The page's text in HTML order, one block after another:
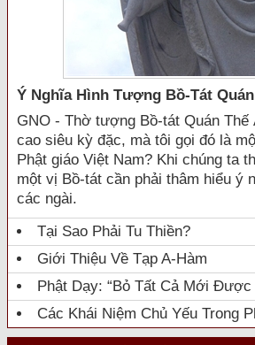
Ý Nghĩa Hình Tượng Bồ-Tát
GNO - Thờ tượng Bồ-tát Quán Thế
cao siêu kỳ đặc, mà tôi gọi đó là
Phật giáo Việt Nam? Khi chúng ta
một vị Bồ-tát cần phải thâm hiểu ý
các ngài.
Tại Sao Phải Tu Thiền?
Giới Thiệu Về Tạp A-Hàm
Phật Dạy: “Bỏ Tất Cả Mới Được
Các Khái Niệm Chủ Yếu Trong